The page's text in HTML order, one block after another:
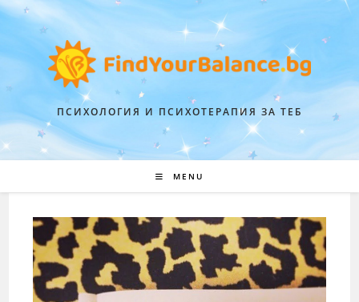
ПСИХОЛОГИЯ И ПСИХОТЕРАПИЯ ЗА ТЕБ
MENU